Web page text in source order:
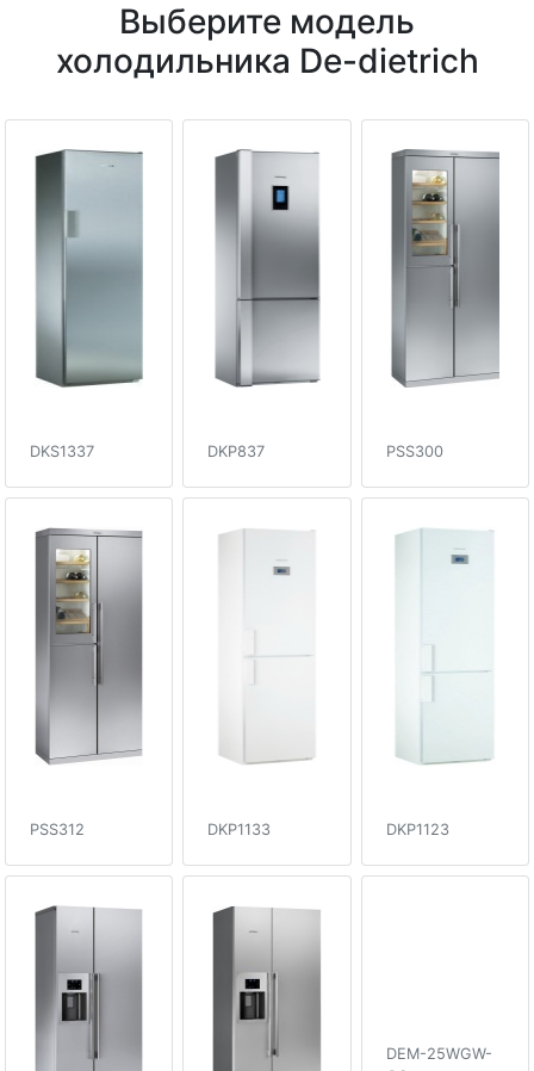
Выберите модель
холодильника De-dietrich
DKS1337 DKP837 PSS300
PSS312 DKP1133 DKP1123
DEM-25WGW-